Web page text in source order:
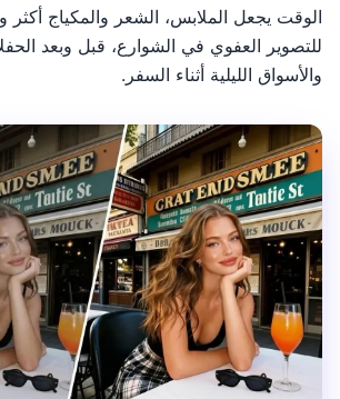
الوقت يجعل الملابس، الشعر والمكياج
للتصوير العفوي في الشوارع، قبل وبعد
والأسواق الليلية أثناء السفر.